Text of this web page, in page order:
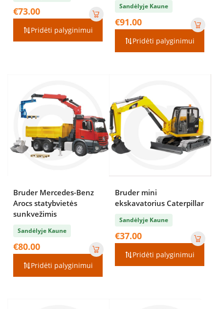
€73.00
Pridėti palyginimui
Sandėlyje Kaune
€91.00
Pridėti palyginimui
Bruder Mercedes-Benz
Arocs statybvietės
sunkvežimis
Sandėlyje Kaune
€80.00
Pridėti palyginimui
Bruder mini
ekskavatorius Caterpillar
Sandėlyje Kaune
€37.00
Pridėti palyginimui